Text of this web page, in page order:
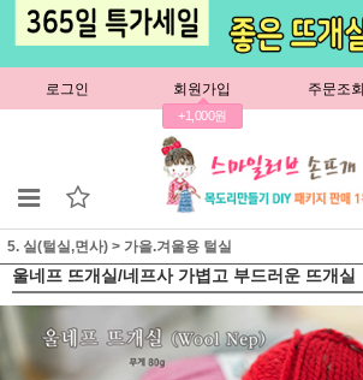
로그인 회원가입
+1,000원
주문조회
5. 실(털실,면사) > 가을.겨울용 털실
울네프 뜨개실/네프사 가볍고 부드러운 뜨개실